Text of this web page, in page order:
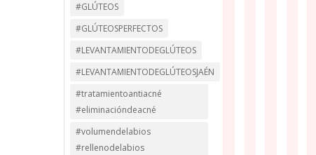
#GLÚTEOS
#GLÚTEOSPERFECTOS
#LEVANTAMIENTODEGLÚTEOS
#LEVANTAMIENTODEGLÚTEOSJAÉN
#tratamientoantiacné
#eliminacióndeacné
#volumendelabios
#rellenodelabios